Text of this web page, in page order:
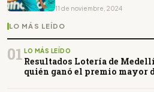
11 de noviembre, 2024
LO MÁS LEÍDO
01 LO MÁS LEÍDO
Resultados Lotería de
quién ganó el premio mayor